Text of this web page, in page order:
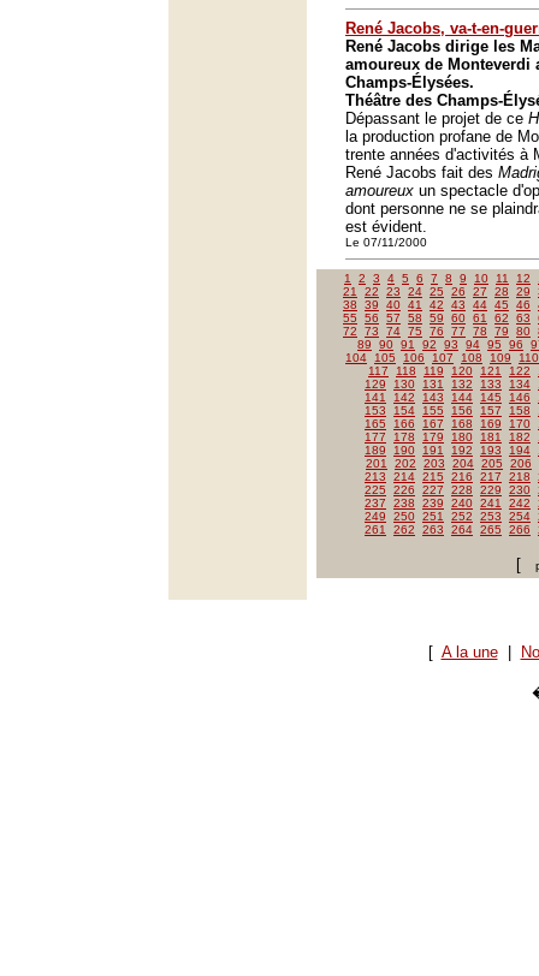
René Jacobs, va-t-en-
René Jacobs dirige les
amoureux de Monteverdi
Champs-Élysées.
Théâtre des Champs-
Dépassant le projet de ce
la production profane de
trente années d'activités à
René Jacobs fait des
amoureux un spectacle
dont personne ne se
est évident.
Le 07/11/2000
1 2 3 4 5 6 7 8 9 10 11 12
21
22 23 24 25 26 27 28 29
38
39 40 41 42 43 44 45 46
55
56 57 58 59 60 61 62 63
72
73 74 75 76 77 78 79 80
89
90 91 92 93 94 95 96
104
105 106 107 108 109
110
117
118 119 120 121 122
129
130 131 132 133 134
141
142 143 144 145 146
153
154 155 156 157 158
165
166 167 168 169 170
177
178 179 180 181 182
189
190 191 192 193 194
201
202 203 204 205
206
213
214 215 216 217 218
225
226 227 228 229 230
237
238 239 240 241 242
249
250 251 252 253 254
261
262 263 264 265 266
[
[ A la une|